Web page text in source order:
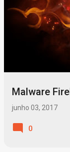
Malware
junho 03, 2017
0